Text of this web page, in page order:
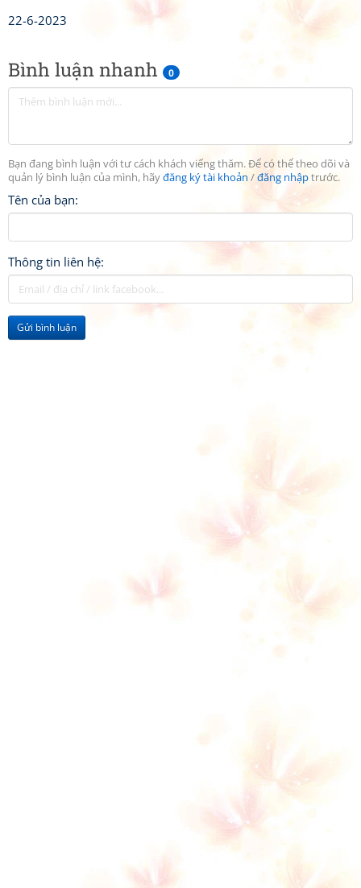
Bình luận nhanh 0
Bạn đang bình luận với tư cách khách viếng thăm. Để có thể theo dõi và
quản lý bình luận của mình, hãyđăng ký tài khoản /đăng nhậptrước.
Tên của bạn:
Thông tin liên hệ:
Gửi bình luận
22-6-2023